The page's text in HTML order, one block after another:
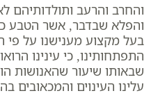
והחרב והרעב ותולדותיהם
והפלא שבדבר, אשר הטבע
בעל מקצוע מענישנו על
התפתחותינו, כי עינינו
שבאותו שיעור שהאנושות
עלינו העינוים והמכאובים